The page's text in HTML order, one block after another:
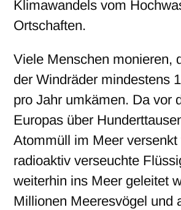
Klimawandels vom
Ortschaften.
Viele Menschen monieren,
der Windräder mindestens
pro Jahr umkämen. Da vor
Europas über
Atommüll im Meer versenkt
radioaktiv verseuchte
weiterhin ins Meer geleitet
Millionen Meeresvögel und